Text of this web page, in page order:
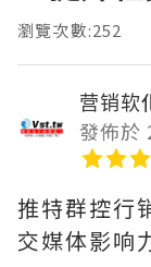
瀏覽次數:252
营销软
發佈於
推特群控行
交媒体影响